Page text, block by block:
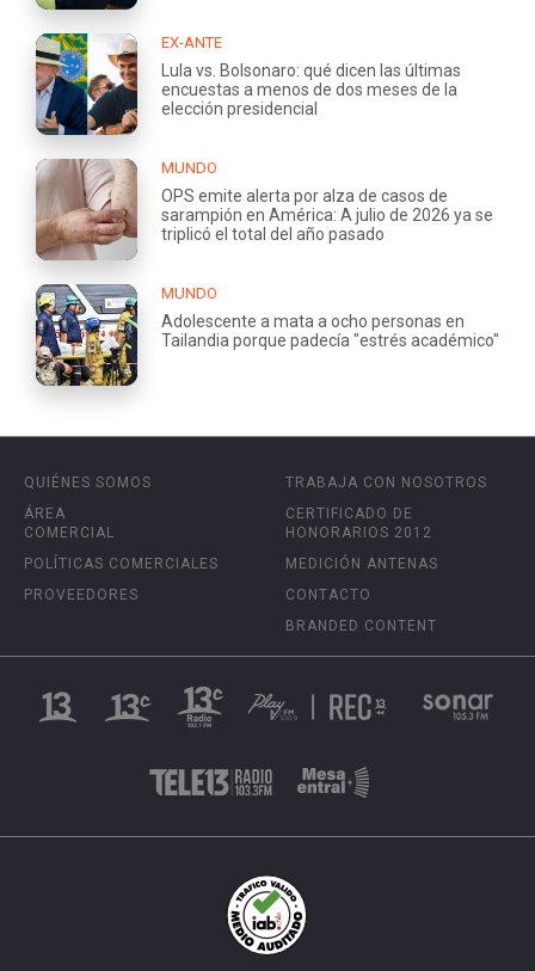
EX-ANTE
Lula vs. Bolsonaro: qué dicen las últimas
encuestas a menos de dos meses de la
elección presidencial
MUNDO
OPS emite alerta por alza de casos de
sarampión en América: A julio de 2026 ya se
triplicó el total del año pasado
MUNDO
Adolescente a mata a ocho personas en
Tailandia porque padecía "estrés académico"
QUIÉNES SOMOS
ÁREA
COMERCIAL
POLÍTICAS COMERCIALES
PROVEEDORES
TRABAJA CON NOSOTROS
CERTIFICADO DE
HONORARIOS 2012
MEDICIÓN ANTENAS
CONTACTO
BRANDED CONTENT